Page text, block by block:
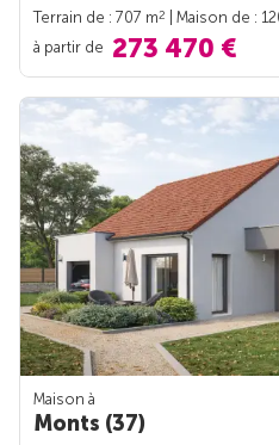
Terrain de : 707 m2 | Maison de :
à partir de 273 470 €
Maison à
Monts (37)